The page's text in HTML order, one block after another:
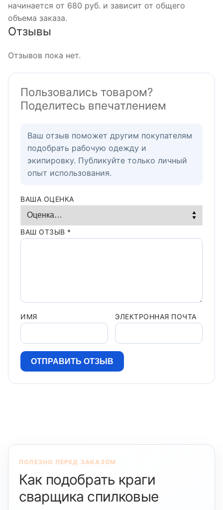
начинается от 680 руб. и зависит от общего
объема заказа.
Отзывы
Отзывов пока нет.
Пользовались товаром?
Поделитесь впечатлением
Ваш отзыв поможет другим покупателям
подобрать рабочую одежду и
экипировку. Публикуйте только личный
опыт использования.
ВАША ОЦЕНКА
ВАШ ОТЗЫВ *
ИМЯ ЭЛЕКТРОННАЯ ПОЧТА
ПОЛЕЗНО ПЕРЕД ЗАКАЗОМ
Как подобрать краги
сварщика спилковые